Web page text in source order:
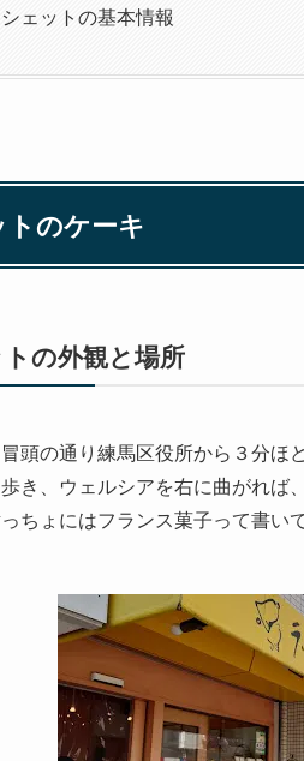
ェットの基本情報
のケーキ
の外観と場所
頭の通り練馬区役所から３分ほ
き、ウェルシアを右に曲がれば
ちょにはフランス菓子って書い